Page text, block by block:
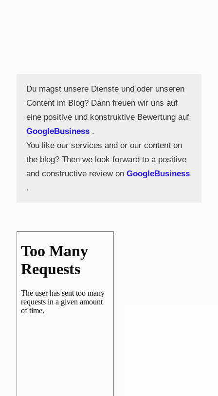
Du magst unsere Dienste und oder unseren
Content im Blog? Dann freuen wir uns auf
eine positive und konstruktive Bewertung auf
GoogleBusiness .
You like our services and or our content on
the blog? Then we look forward to a positive
and constructive review on GoogleBusiness
.